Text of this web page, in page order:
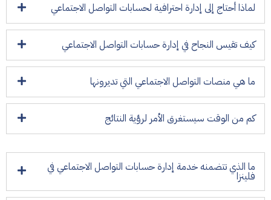
لماذا أحتاج إلى إدارة احترافية لحسابات التواصل الاجتماعي
كيف تقيس النجاح في إدارة حسابات التواصل الاجتماعي
ما هي منصات التواصل الاجتماعي التي تديرونها
كم من الوقت سيستغرق الأمر لرؤية النتائج
ما الذي تتضمنه خدمة إدارة حسابات التواصل الاجتماعي في
فلينزا